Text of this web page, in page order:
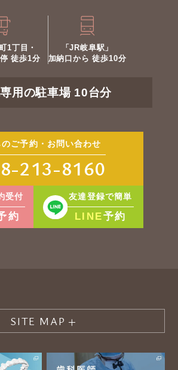
1丁目・
徒歩1分
「JR岐阜駅」
加納口から 徒歩10分
用の駐車場 10台分
のご予約・お問い合わせ
213-8160
受付
約
友達登録で簡単
LINE予約
SITE MAP